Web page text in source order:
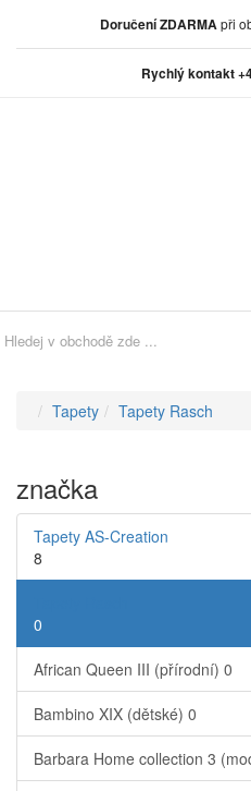
Doručení ZDARMApři
Rychlý kontakt
Tapety Tapety Rasch
značka
Tapety AS-Creation
8
0
African Queen III (přírodní) 0
Bambino XIX (dětské) 0
Barbara Home collection 3